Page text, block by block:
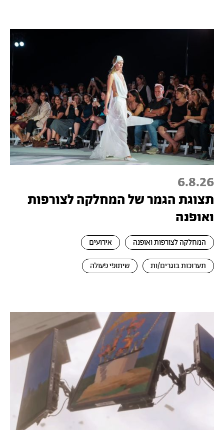
6.8.26
תצוגת הגמר של המחלקה לצורפות
ואופנה
המחלקה לצורפות ואופנה אירועים
תערוכות בוגרים/ות שיתופי פעולה